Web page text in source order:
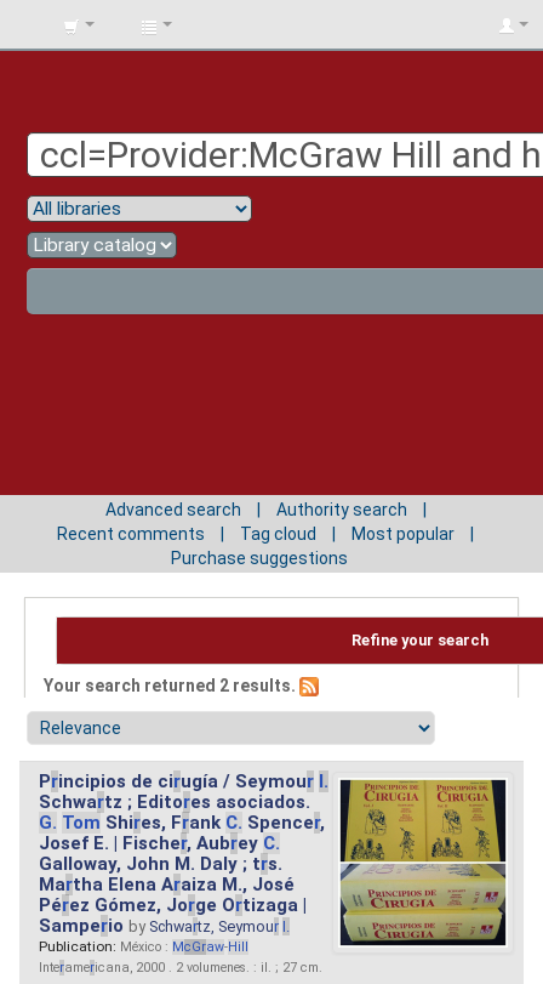
BIBLIOTECA
Advanced search
Authority search
Recent comments
Tag cloud
Most popular
Purchase suggestions
Refine your search
Your search returned 2 results.
Principios de cirugía / Seymour I.
Schwartz ; Editores asociados.
G. Tom Shires, Frank C. Spencer,
Josef E. | Fischer, Aubrey C.
Galloway, John M. Daly ; trs.
Martha Elena Araiza M., José
Pérez Gómez, Jorge Ortizaga |
Samperio by Schwartz, Seymour I.
Publication: México : McGraw-Hill
Interamericana, 2000 . 2 volumenes. : il. ; 27 cm.